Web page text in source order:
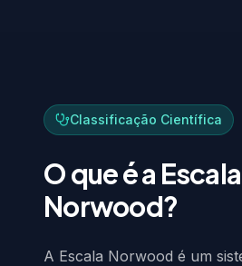
Classificação Científica
O que é a Escala
Norwood?
A Escala Norwood é um